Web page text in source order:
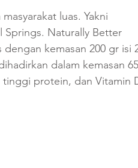
luas. Yakni
Springs. Naturally Better
kemasan 200 gr isi
dalam kemasan
tinggi protein, dan Vitamin